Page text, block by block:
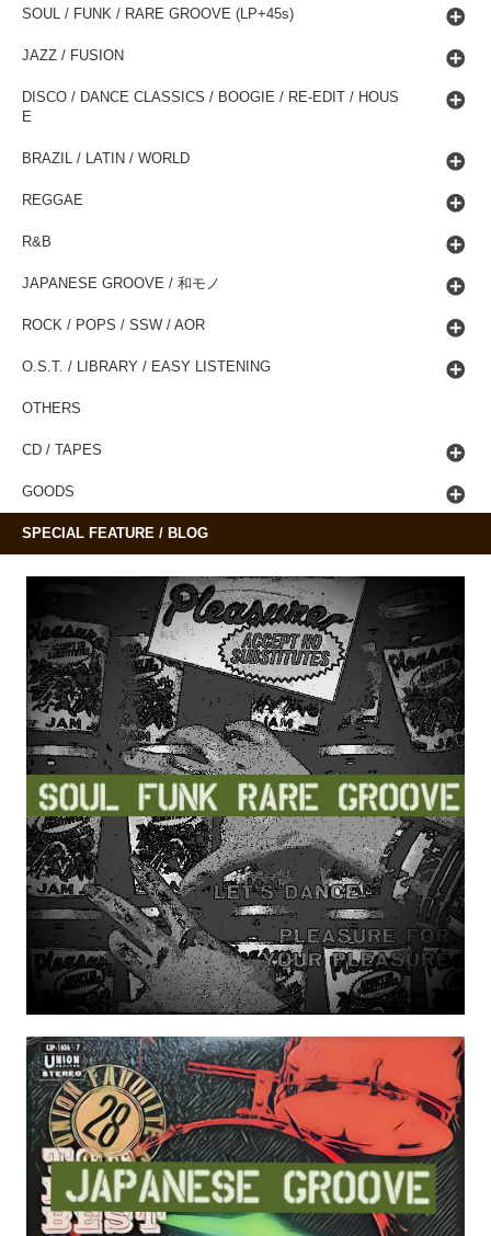
SOUL / FUNK / RARE GROOVE (LP+45s)
JAZZ / FUSION
DISCO / DANCE CLASSICS / BOOGIE / RE-EDIT / HOUS
E
BRAZIL / LATIN / WORLD
REGGAE
R&B
JAPANESE GROOVE / 和モノ
ROCK / POPS / SSW / AOR
O.S.T. / LIBRARY / EASY LISTENING
OTHERS
CD / TAPES
GOODS
SPECIAL FEATURE / BLOG